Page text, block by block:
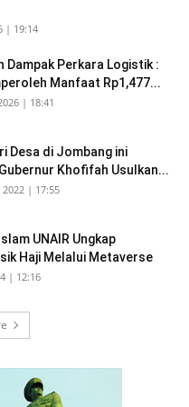
| 19:14
Dampak Perkara Logistik :
Manfaat Rp1,477...
| 18:41
Desa di Jombang ini
Khofifah Usulkan...
| 17:55
UNAIR Ungkap
Haji Melalui Metaverse
| 12:16